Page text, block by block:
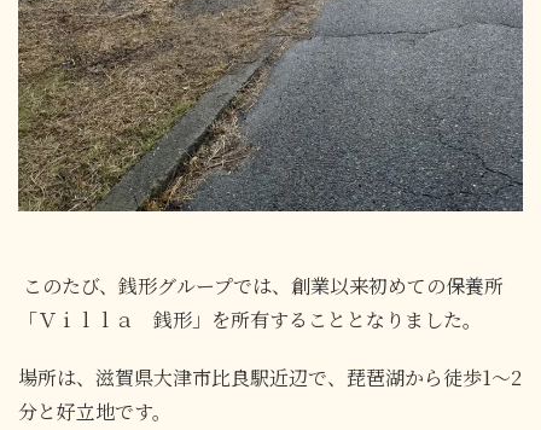
このたび、銭形グループでは、創業以来初めての保養所
「Ｖｉｌｌａ 銭形」を所有することとなりました。
場所は、滋賀県大津市比良駅近辺で、琵琶湖から徒歩1～2
分と好立地です。